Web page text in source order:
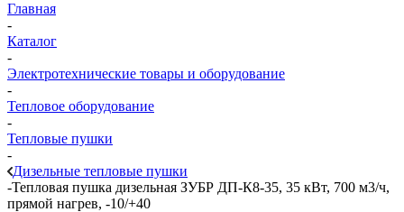
Главная
-
Каталог
-
Электротехнические товары и оборудование
-
Тепловое оборудование
-
Тепловые пушки
-
Дизельные тепловые пушки
-Тепловая пушка дизельная ЗУБР ДП-К8-35, 35 кВт, 700 м3/ч,
прямой нагрев, -10/+40